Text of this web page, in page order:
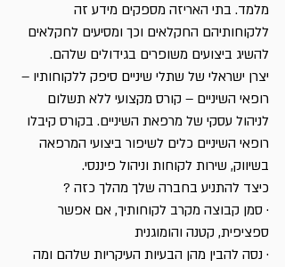
מלמד. בתי האריזה מספקים מידע זה
ללקוחותיהם החקלאים וכך ומסיעים לחקלאים
להשיג ביצועים משופרים בגידולים שלהם.
יצרן ישראלי של שתלי שיניים סיפק ללקוחותיו –
רופאי השיניים – קורס מקצועי ללא תשלום
לניהול עסקי של מרפאת השיניים. בקורס קיבלו
רופאי השיניים כלים לשיפור ביצועי המרפאה
בשיווק, שירות לקוחות וניהול פיננסי.
כיצד להתניע בחברה שלך מהלך כזה ?
· סמן קבוצה מקרב לקוחותיך, אם אפשר
ספציפית, קטנה והומוגנית
· נסה להבין מהן הבעיות העיקריות שלהם ומה